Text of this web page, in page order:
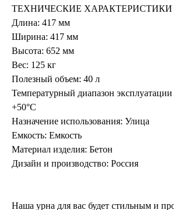
ТЕХНИЧЕСКИЕ ХАРАКТЕРИСТИКИ
Длина: 417 мм
Ширина: 417 мм
Высота: 652 мм
Вес: 125 кг
Полезный объем: 40 л
Температурный диапазон эксплуатации
+50°C
Назначение использования: Улица
Емкость: Емкость
Материал изделия: Бетон
Дизайн и производство: Россия
Наша урна для вас будет стильным и